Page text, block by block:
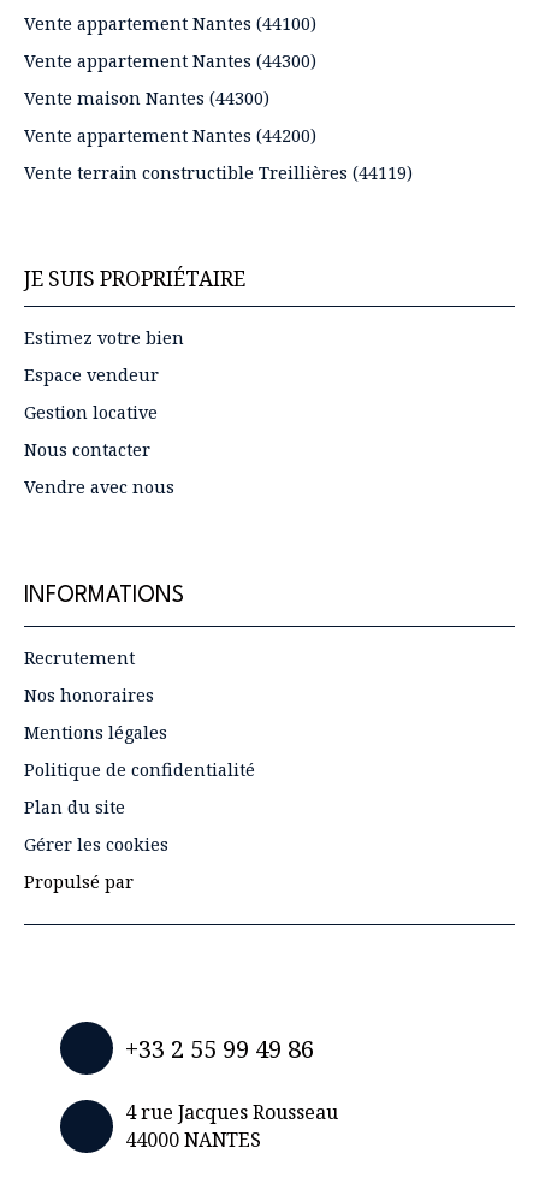
Vente appartement Nantes (44100)
Vente appartement Nantes (44300)
Vente maison Nantes (44300)
Vente appartement Nantes (44200)
Vente terrain constructible Treillières (44119)
JE SUIS PROPRIÉTAIRE
Estimez votre bien
Espace vendeur
Gestion locative
Nous contacter
Vendre avec nous
INFORMATIONS
Recrutement
Nos honoraires
Mentions légales
Politique de confidentialité
Plan du site
Gérer les cookies
Propulsé par
+33 2 55 99 49 86
4 rue Jacques Rousseau
44000 NANTES